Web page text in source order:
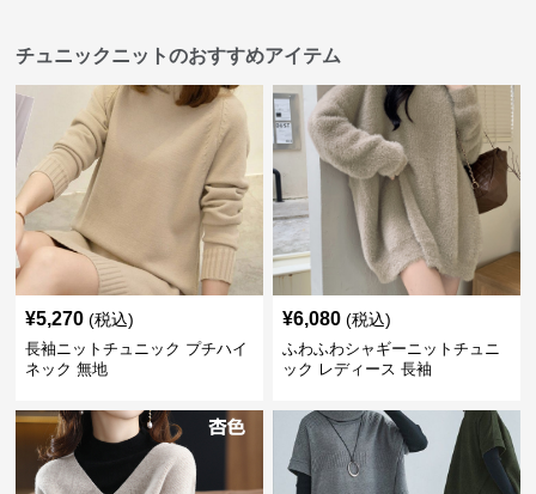
チュニックニットのおすすめアイテム
¥5,270 (税込)
長袖ニットチュニック プチハイ
ネック 無地
¥6,080 (税込)
ふわふわシャギーニットチュニ
ック レディース 長袖